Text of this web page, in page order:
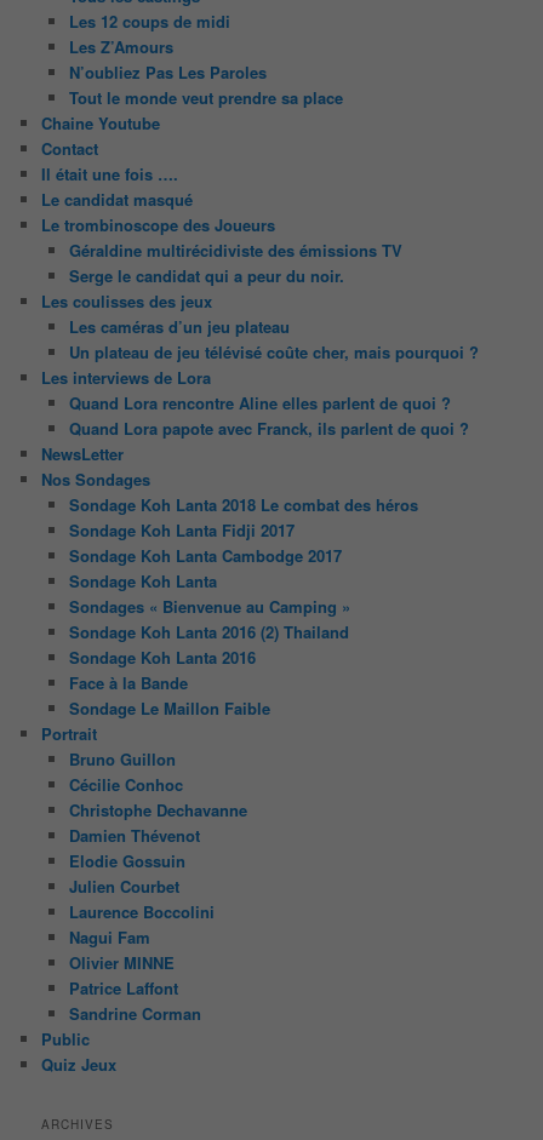
Les 12 coups de midi
Les Z’Amours
N’oubliez Pas Les Paroles
Tout le monde veut prendre sa place
Chaine Youtube
Contact
Il était une fois ….
Le candidat masqué
Le trombinoscope des Joueurs
Géraldine multirécidiviste des émissions TV
Serge le candidat qui a peur du noir.
Les coulisses des jeux
Les caméras d’un jeu plateau
Un plateau de jeu télévisé coûte cher, mais pourquoi ?
Les interviews de Lora
Quand Lora rencontre Aline elles parlent de quoi ?
Quand Lora papote avec Franck, ils parlent de quoi ?
NewsLetter
Nos Sondages
Sondage Koh Lanta 2018 Le combat des héros
Sondage Koh Lanta Fidji 2017
Sondage Koh Lanta Cambodge 2017
Sondage Koh Lanta
Sondages « Bienvenue au Camping »
Sondage Koh Lanta 2016 (2) Thailand
Sondage Koh Lanta 2016
Face à la Bande
Sondage Le Maillon Faible
Portrait
Bruno Guillon
Cécilie Conhoc
Christophe Dechavanne
Damien Thévenot
Elodie Gossuin
Julien Courbet
Laurence Boccolini
Nagui Fam
Olivier MINNE
Patrice Laffont
Sandrine Corman
Public
Quiz Jeux
ARCHIVES